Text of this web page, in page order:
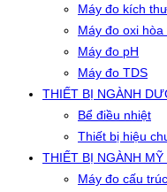
Máy đo kích
Máy đo oxi hòa
Máy đo pH
Máy đo TDS
THIẾT BỊ NGÀNH
Bể điều nhiệt
Thiết bị hiệu
THIẾT BỊ NGÀNH MỸ
Máy đo cấu